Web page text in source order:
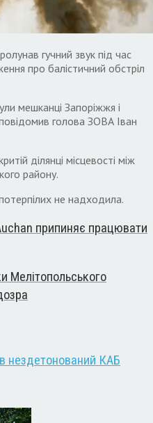
гучний звук під час
про балістичний обстріл
мешканці Запоріжжя і
голова ЗОВА Іван
ділянці місцевості між
району.
не надходила.
припиняє працювати
Мелітопольського
нездетонований КАБ